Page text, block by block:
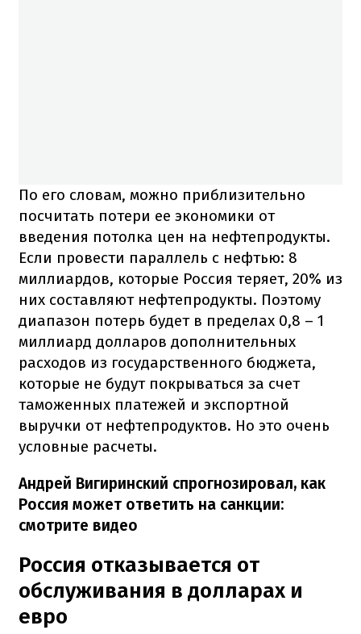
По его словам, можно приблизительно
посчитать потери ее экономики от
введения потолка цен на нефтепродукты.
Если провести параллель с нефтью: 8
миллиардов, которые Россия теряет, 20% из
них составляют нефтепродукты. Поэтому
диапазон потерь будет в пределах 0,8 – 1
миллиард долларов дополнительных
расходов из государственного бюджета,
которые не будут покрываться за счет
таможенных платежей и экспортной
выручки от нефтепродуктов. Но это очень
условные расчеты.
Андрей Вигиринский спрогнозировал, как
Россия может ответить на санкции:
смотрите видео
Россия отказывается от
обслуживания в долларах и
евро